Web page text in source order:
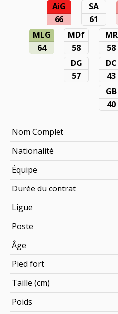
AiG
66
SA
61
MLG
64
MDf
58
MR
58
DG
57
DC
43
GB
40
Nom Complet
Nationalité
Équipe
Durée du contrat
Ligue
Poste
Âge
Pied fort
Taille (cm)
Poids